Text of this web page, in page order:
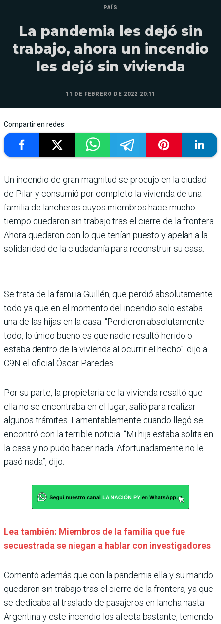
PAÍS
La pandemia les dejó sin
trabajo, ahora un incendio
les dejó sin vivienda
11 DE FEBRERO DE 2022 20:11
Compartir en redes
Un incendio de gran magnitud se produjo en la ciudad
de Pilar y consumió por completo la vivienda de una
familia de lancheros cuyos miembros hace mucho
tiempo quedaron sin trabajo tras el cierre de la frontera.
Ahora quedaron con lo que tenían puesto y apelan a la
solidaridad de la ciudadanía para reconstruir su casa.
Se trata de la familia Guillén, que perdió absolutamente
todo ya que en el momento del incendio solo estaba
una de las hijas en la casa. “Perdieron absolutamente
todo, lo único bueno es que nadie resultó herido o
estaba dentro de la vivienda al ocurrir el hecho”, dijo a
C9N el oficial Óscar Paredes.
Por su parte, la propietaria de la vivienda resaltó que
ella no se encontraba en el lugar, salió para realizar
algunos trámites. Lamentablemente cuando llegó se
encontró con la terrible noticia. “Mi hija estaba solita en
la casa y no pudo hacer nada. Afortunadamente no le
pasó nada”, dijo.
Lea también: Miembros de la familia que fue
secuestrada se niegan a hablar con investigadores
Comentó además que con la pandemia ella y su marido
quedaron sin trabajo tras el cierre de la frontera, ya que
se dedicaba al traslado de pasajeros en lancha hasta
Argentina y este incendio los afecta bastante, teniendo